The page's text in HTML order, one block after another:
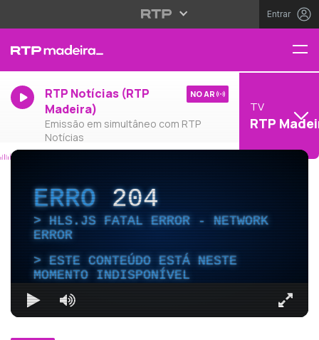
Entrar
RTP Notícias (RTP
Madeira)
Emissão em simultâneo com RTP
Notícias
NO AR
TV
RTP
ERRO204
HLS.JS FATAL ERROR - NETWORK
ERROR
ESTE CONTEÚDO ESTÁ NESTE
MOMENTO INDISPONÍVEL